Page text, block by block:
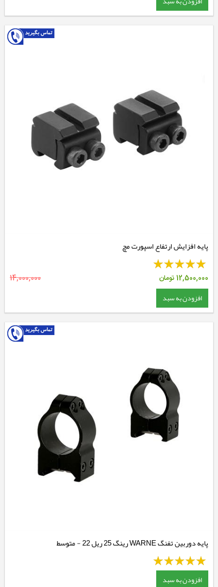
پایه افزایش ارتفاع اسپورت مچ
12,500,000 تومان 14,000,000
افزودن به سبد
پایه دوربین تفنگ WARNE رینگ 25 ریل 22 - متوسط
افزودن به سبد